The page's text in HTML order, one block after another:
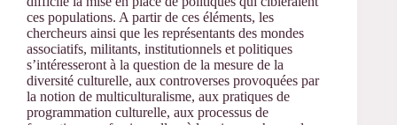
ces populations. A partir de ces éléments, les
chercheurs ainsi que les représentants des mondes
associatifs, militants, institutionnels et politiques
s’intéresseront à la question de la mesure de la
diversité culturelle, aux controverses provoquées par
la notion de multiculturalisme, aux pratiques de
programmation culturelle, aux processus de